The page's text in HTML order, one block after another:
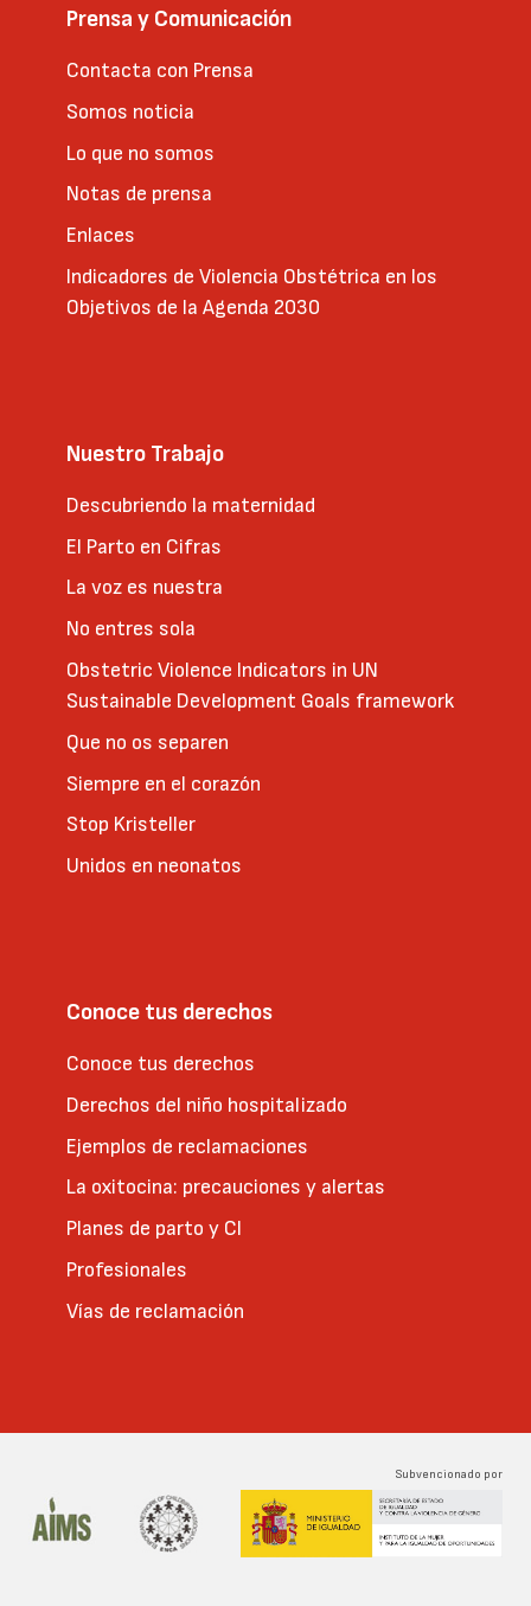
Prensa y Comunicación
Contacta con Prensa
Somos noticia
Lo que no somos
Notas de prensa
Enlaces
Indicadores de Violencia Obstétrica en los
Objetivos de la Agenda 2030
Nuestro Trabajo
Descubriendo la maternidad
El Parto en Cifras
La voz es nuestra
No entres sola
Obstetric Violence Indicators in UN
Sustainable Development Goals framework
Que no os separen
Siempre en el corazón
Stop Kristeller
Unidos en neonatos
Conoce tus derechos
Conoce tus derechos
Derechos del niño hospitalizado
Ejemplos de reclamaciones
La oxitocina: precauciones y alertas
Planes de parto y CI
Profesionales
Vías de reclamación
Subvencionado por